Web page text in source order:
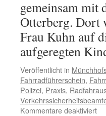
gemeinsam mit
Otterberg. Dort
Frau Kuhn auf
aufgeregten
Veröffentlicht in
Fahrradführerschein,
Polizei, Praxis,
Kommentare deaktiviertfür